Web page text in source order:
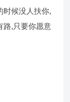
时候没人扶你,
路,只要你愿意